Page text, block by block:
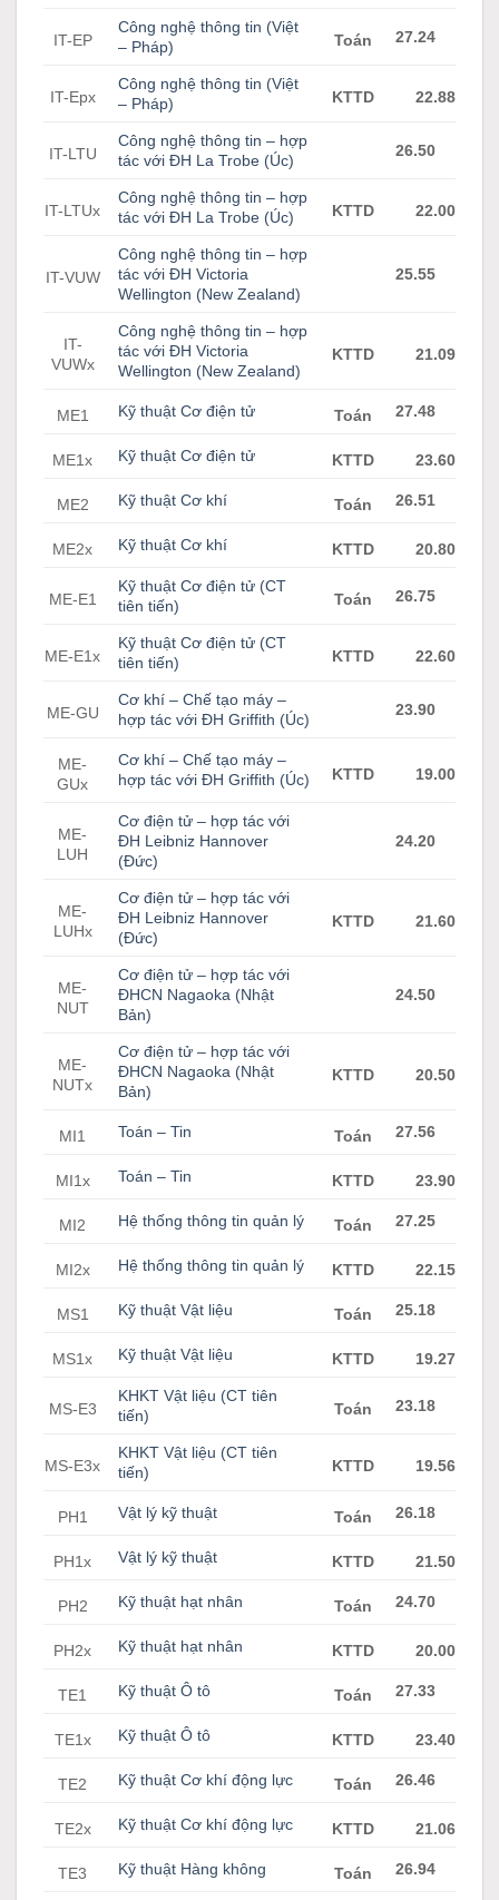
IT-EP
Công nghệ thông tin (Việt
– Pháp)
Toán 27.24
IT-Epx
Công nghệ thông tin (Việt
– Pháp)
KTTD 22.88
IT-LTU
Công nghệ thông tin – hợp
tác với ĐH La Trobe (Úc)
26.50
IT-LTUx
Công nghệ thông tin – hợp
tác với ĐH La Trobe (Úc)
KTTD 22.00
IT-VUW
Công nghệ thông tin – hợp
tác với ĐH Victoria
Wellington (New Zealand)
25.55
IT-
VUWx
Công nghệ thông tin – hợp
tác với ĐH Victoria
Wellington (New Zealand)
KTTD 21.09
ME1 Kỹ thuật Cơ điện tử Toán 27.48
ME1x Kỹ thuật Cơ điện tử KTTD 23.60
ME2 Kỹ thuật Cơ khí Toán 26.51
ME2x Kỹ thuật Cơ khí KTTD 20.80
ME-E1
Kỹ thuật Cơ điện tử (CT
tiên tiến)
Toán 26.75
ME-E1x
Kỹ thuật Cơ điện tử (CT
tiên tiến)
KTTD 22.60
ME-GU
Cơ khí – Chế tạo máy –
hợp tác với ĐH Griffith (Úc)
23.90
ME-
GUx
Cơ khí – Chế tạo máy –
hợp tác với ĐH Griffith (Úc)
KTTD 19.00
ME-
LUH
Cơ điện tử – hợp tác với
ĐH Leibniz Hannover
(Đức)
24.20
ME-
LUHx
Cơ điện tử – hợp tác với
ĐH Leibniz Hannover
(Đức)
KTTD 21.60
ME-
NUT
Cơ điện tử – hợp tác với
ĐHCN Nagaoka (Nhật
Bản)
24.50
ME-
NUTx
Cơ điện tử – hợp tác với
ĐHCN Nagaoka (Nhật
Bản)
KTTD 20.50
MI1 Toán – Tin Toán 27.56
MI1x Toán – Tin KTTD 23.90
MI2 Hệ thống thông tin quản lý Toán 27.25
MI2x Hệ thống thông tin quản lý KTTD 22.15
MS1 Kỹ thuật Vật liệu Toán 25.18
MS1x Kỹ thuật Vật liệu KTTD 19.27
MS-E3
KHKT Vật liệu (CT tiên
tiến)
Toán 23.18
MS-E3x
KHKT Vật liệu (CT tiên
tiến)
KTTD 19.56
PH1 Vật lý kỹ thuật Toán 26.18
PH1x Vật lý kỹ thuật KTTD 21.50
PH2 Kỹ thuật hạt nhân Toán 24.70
PH2x Kỹ thuật hạt nhân KTTD 20.00
TE1 Kỹ thuật Ô tô Toán 27.33
TE1x Kỹ thuật Ô tô KTTD 23.40
TE2 Kỹ thuật Cơ khí động lực Toán 26.46
TE2x Kỹ thuật Cơ khí động lực KTTD 21.06
TE3 Kỹ thuật Hàng không Toán 26.94